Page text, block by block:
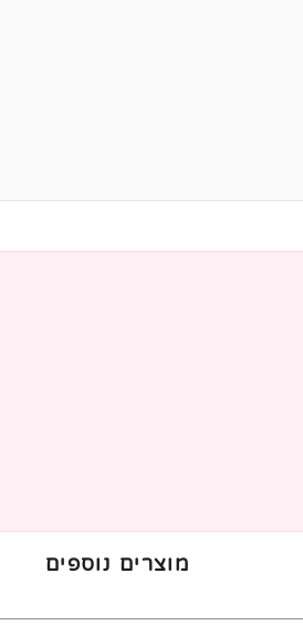
מוצרים נוספים